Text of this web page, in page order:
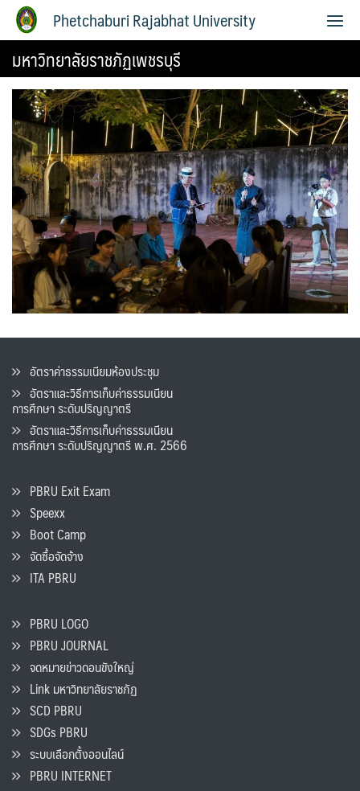
Phetchaburi Rajabhat University
มหาวิทยาลัยราชภัฏเพชรบุรี
อัตราค่าธรรมเนียมห้องประชุม
อัตราและวิธีการเก็บค่าธรรมเนียน
การศึกษา ระดับปริญญาตรี
อัตราและวิธีการเก็บค่าธรรมเนียน
การศึกษา ระดับปริญญาตรี พ.ศ. 2566
PBRU Exit Exam
Speexx
Boot Camp
จัดซื้อจัดจ้าง
ITA PBRU
PBRU LOGO
PBRU JOURNAL
จดหมายข่าวดอนขังใหญ่
Link มหาวิทยาลัยราชภัฏ
SCD PBRU
SDGs PBRU
ระบบเลือกตั้งออนไลน์
PBRU INTERNET